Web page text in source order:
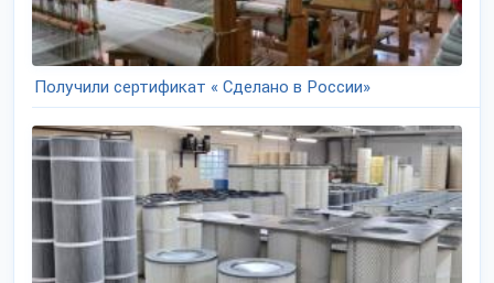
Получили сертификат « Сделано в России»